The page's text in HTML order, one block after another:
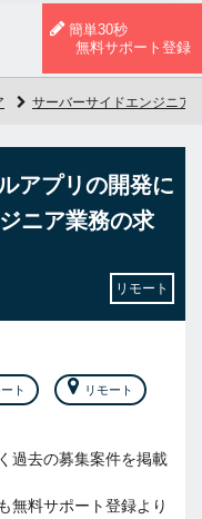
簡単30秒
無料サポート登録
サーバーサイドエンジニア
アプリの開発に
ニア業務の求
リモート
ト リモート
過去の募集案件を掲載
無料サポート登録より